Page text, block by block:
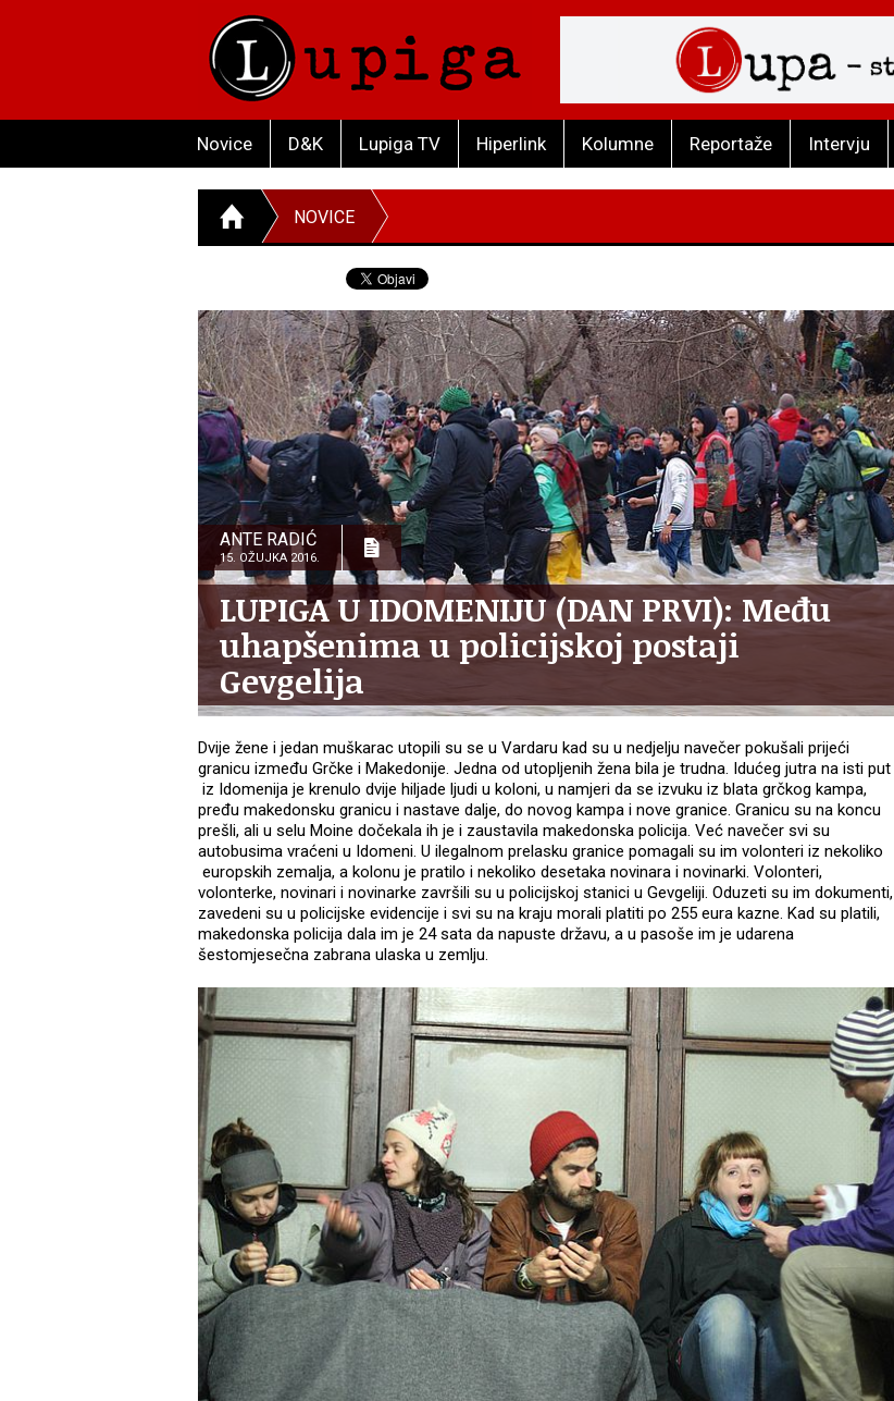
Novice D&K Lupiga TV Hiperlink Kolumne Reportaže Intervju
NOVICE
ANTE RADIĆ
15. OŽUJKA 2016.
LUPIGA U IDOMENIJU (DAN PRVI): Među
uhapšenima u policijskoj postaji
Gevgelija
Dvije žene i jedan muškarac utopili su se u Vardaru kad su u nedjelju navečer pokušali prijeći
granicu između Grčke i Makedonije. Jedna od utopljenih žena bila je trudna. Idućeg jutra na isti put
iz Idomenija je krenulo dvije hiljade ljudi u koloni, u namjeri da se izvuku iz blata grčkog kampa,
pređu makedonsku granicu i nastave dalje, do novog kampa i nove granice. Granicu su na koncu
prešli, ali u selu Moine dočekala ih je i zaustavila makedonska policija. Već navečer svi su
autobusima vraćeni u Idomeni. U ilegalnom prelasku granice pomagali su im volonteri iz nekoliko
europskih zemalja, a kolonu je pratilo i nekoliko desetaka novinara i novinarki. Volonteri,
volonterke, novinari i novinarke završili su u policijskoj stanici u Gevgeliji. Oduzeti su im dokumenti,
zavedeni su u policijske evidencije i svi su na kraju morali platiti po 255 eura kazne. Kad su platili,
makedonska policija dala im je 24 sata da napuste državu, a u pasoše im je udarena
šestomjesečna zabrana ulaska u zemlju.